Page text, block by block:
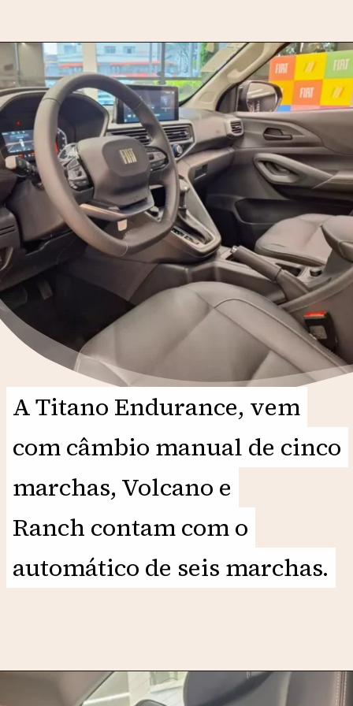
Opening https://motorprime.com.br/nova-fiat-titano-2025-o-que-falta-para-a-picape-fazer-sucesso-no-brasil/
A Titano Endurance, vem
com câmbio manual de cinco
marchas, Volcano e
Ranch contam com o
automático de seis marchas.
A Titano Endurance, vem
com câmbio manual de cinco
marchas, Volcano e
Ranch contam com o
automático de seis marchas.
Opening https://motorprime.com.br/nova-fiat-titano-2025-o-que-falta-para-a-picape-fazer-sucesso-no-brasil/